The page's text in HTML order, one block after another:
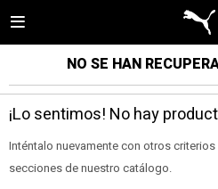

NO SE HAN
¡Lo sentimos! No hay
Inténtalo nuevamente con otros
secciones de nuestro catálogo.